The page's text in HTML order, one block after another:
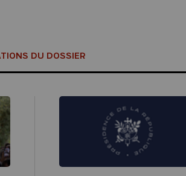
DU DOSSIER